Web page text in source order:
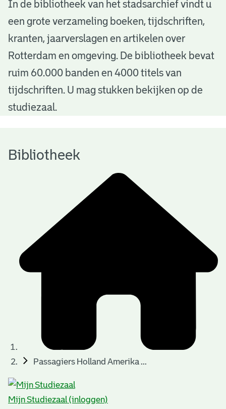
B
b
o
h
In de bibliotheek van het stadsarchief vindt u
een grote verzameling boeken, tijdschriften,
kranten, jaarverslagen en artikelen over
Rotterdam en omgeving. De bibliotheek bevat
ruim 60.000 banden en 4000 titels van
tijdschriften. U mag stukken bekijken op de
studiezaal.
Bibliotheek
Passagiers Holland Amerika ...
Mijn Studiezaal (inloggen)